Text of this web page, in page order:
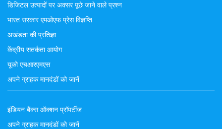
डिजिटल उत्पादों पर अक्सर पूछे जाने वाले प्रश्न
भारत सरकार एमओएफ प्रेस विज्ञप्ति
अखंडता की प्रतिज्ञा
केंद्रीय सतर्कता आयोग
यूको एचआरएमएस
अपने ग्राहक मानदंडों को जानें
इंडियन बैंक्स ऑक्शन प्रॉपर्टीज
अपने ग्राहक मानदंडों को जानें